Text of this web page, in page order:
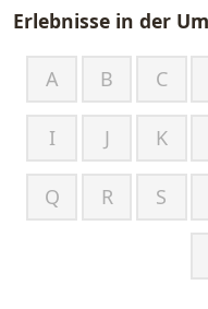
Erlebnisse in der
A B C
I J K
Q R S